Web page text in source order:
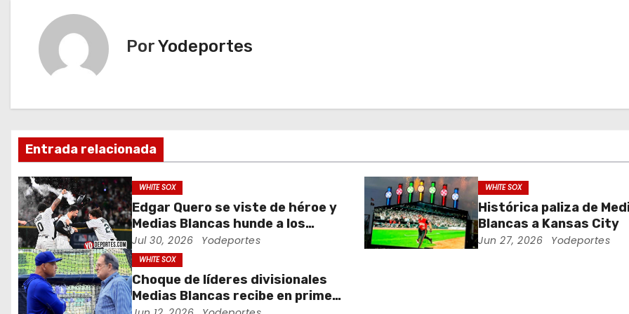
c
i
ó
n
d
e
e
PorYodeportes
Entrada relacionada
WHITE SOX
Edgar Quero se viste de héroe y
Medias Blancas hunde a los
Yankees de Nueva York en doce
entradas
Jul 30, 2026 Yodeportes
WHITE SOX
Histórica paliza de
Blancas a Kansas City
Jun 27, 2026 Yodeportes
WHITE SOX
Choque de líderes divisionales
Medias Blancas recibe en primer